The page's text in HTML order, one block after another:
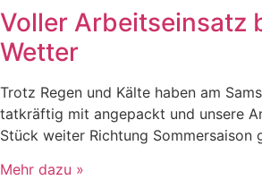
Voller Arbeitseinsatz
Wetter
Trotz Regen und Kälte haben am
tatkräftig mit angepackt und unsere
Stück weiter Richtung Sommersaison
Mehr dazu »